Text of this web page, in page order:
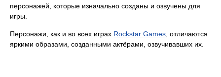
персонажей, которые изначально созданы и озвучены для
игры.
Персонажи, как и во всех играх Rockstar Games , отличаются
яркими образами, созданными актёрами, озвучивавших их.